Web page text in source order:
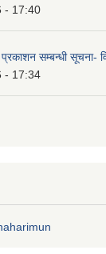
- 17:40
प्रकाशन सम्बन्धी सूचना-
- 17:34